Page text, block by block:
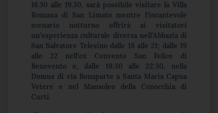
16.30 alle 19.30, sarà possibile visitare la Villa
Romana di San Limato mentre l’incantevole
scenario notturno offrirà ai visitatori
un’esperienza culturale diversa nell’Abbazia di
San Salvatore Telesino dalle 18 alle 21; dalle 19
alle 22 nell’ex Convento San Felice di
Benevento e, dalle 19:30 alle 22:30, nella
Domus di via Bonaparte a Santa Maria Capua
Vetere e nel Mausoleo della Conocchia di
Curti.